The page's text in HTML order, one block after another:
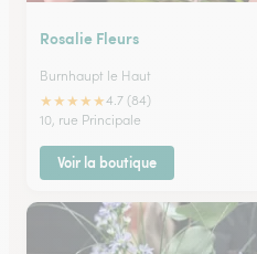
Rosalie Fleurs
Burnhaupt le Haut
★★★★★4.7 (84)
10, rue Principale
Voir la boutique